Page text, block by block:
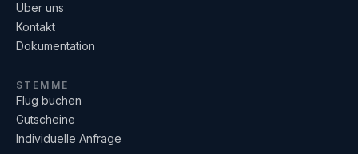
Über uns
Kontakt
Dokumentation
STEMME
Flug buchen
Gutscheine
Individuelle Anfrage